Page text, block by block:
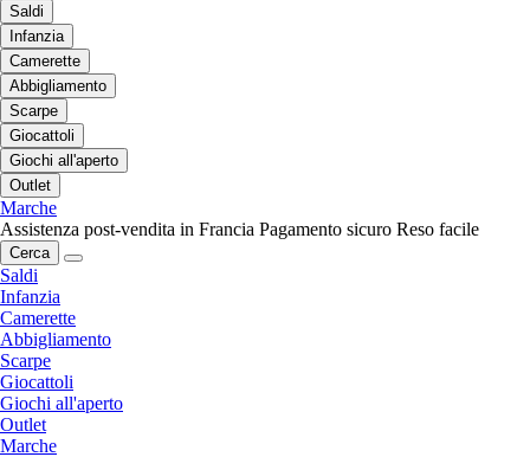
Saldi
Infanzia
Camerette
Abbigliamento
Scarpe
Giocattoli
Giochi all'aperto
Outlet
Marche
Assistenza post-vendita in Francia Pagamento sicuro Reso facile
Cerca
Saldi
Infanzia
Camerette
Abbigliamento
Scarpe
Giocattoli
Giochi all'aperto
Outlet
Marche